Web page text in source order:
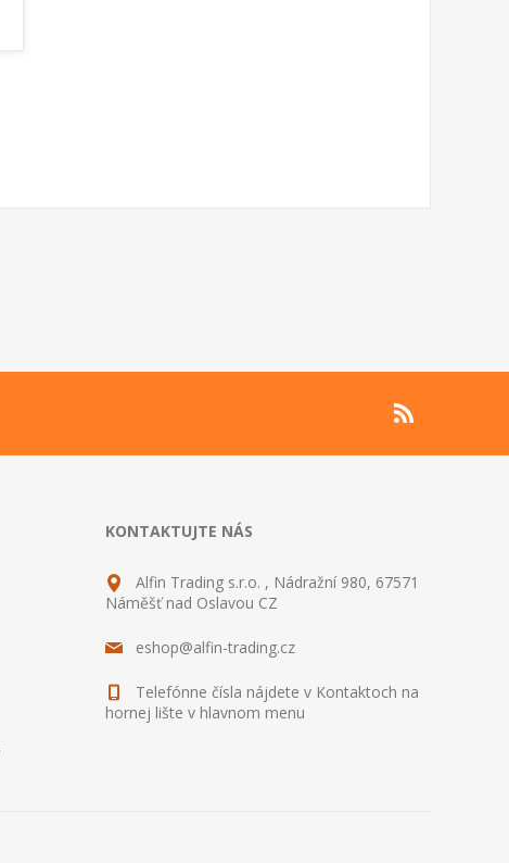
KONTAKTUJTE NÁS
Alfin Trading s.r.o. , Nádražní 980, 67571
Náměšť nad Oslavou CZ
eshop@alfin-trading.cz
Telefónne čísla nájdete v Kontaktoch na
hornej lište v hlavnom menu